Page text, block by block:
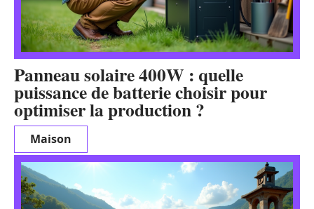
Panneau solaire 400W : quelle
puissance de batterie choisir pour
optimiser la production ?
Maison